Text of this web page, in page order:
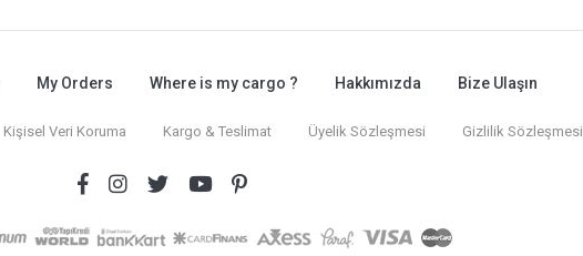
My Orders Where is my cargo ? Hakkımızda Bize Ulaşın
Kişisel Veri Koruma Kargo & Teslimat Üyelik Sözleşmesi Gizlilik Sözleşmesi